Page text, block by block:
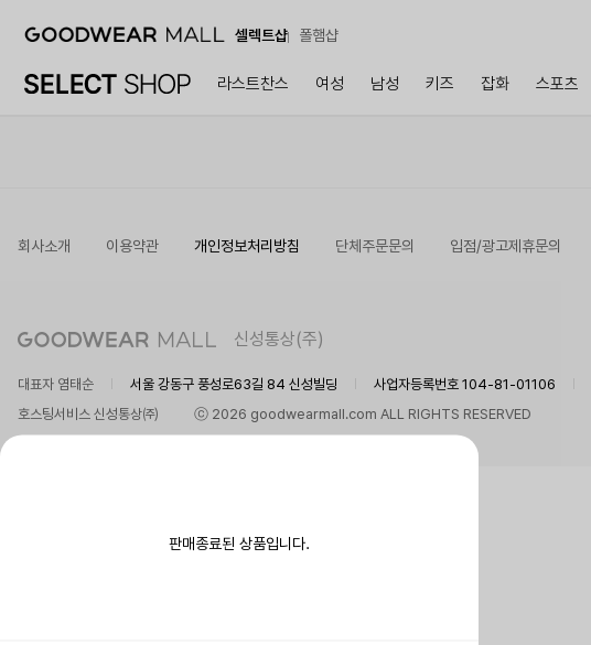
셀렉트샵 폴햄샵
라스트찬스 여성 남성 키즈 잡화 스포츠
판매종료된 상품입니다.
회사소개 이용약관 개인정보처리방침 단체주문문의 입점/광고제휴문의
신성통상(주)
대표자 염태순 서울 강동구 풍성로63길 84 신성빌딩 사업자등록번호 104-81-01106
호스팅서비스 신성통상㈜
ⓒ 2026 goodwearmall.com ALL RIGHTS RESERVED